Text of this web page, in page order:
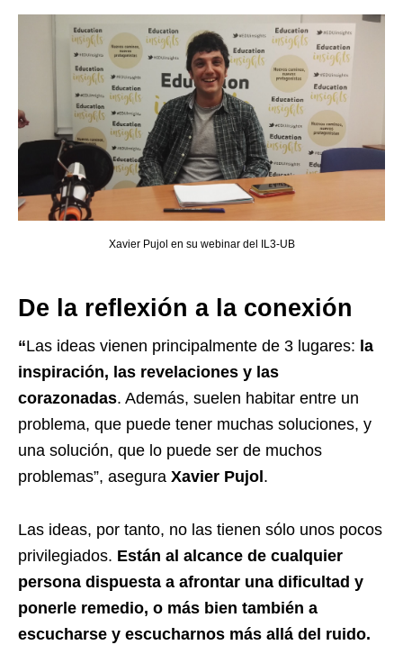
Xavier Pujol en su webinar del IL3-UB
De la reflexión a la conexión
“Las ideas vienen principalmente de 3 lugares: la
inspiración, las revelaciones y las
corazonadas. Además, suelen habitar entre un
problema, que puede tener muchas soluciones, y
una solución, que lo puede ser de muchos
problemas”, asegura Xavier Pujol.
Las ideas, por tanto, no las tienen sólo unos pocos
privilegiados. Están al alcance de cualquier
persona dispuesta a afrontar una dificultad y
ponerle remedio, o más bien también a
escucharse y escucharnos más allá del ruido.